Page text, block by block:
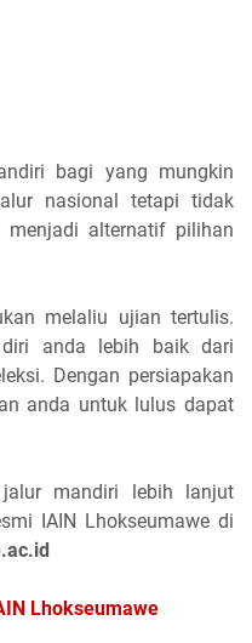
bagi yang mungkin
nasional tetapi tidak
alternatif pilihan
melaliu ujian tertulis.
anda lebih baik dari
Dengan persiapakan
anda untuk lulus dapat
mandiri lebih lanjut
IAIN Lhokseumawe di
Lhokseumawe